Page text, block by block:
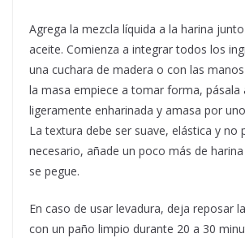
Agrega la mezcla líquida a la harina
aceite. Comienza a integrar todos los
una cuchara de madera o con las
la masa empiece a tomar forma, pásala
ligeramente enharinada y amasa por
La textura debe ser suave, elástica y no
necesario, añade un poco más de
se pegue.
En caso de usar levadura, deja reposar
con un paño limpio durante 20 a 30